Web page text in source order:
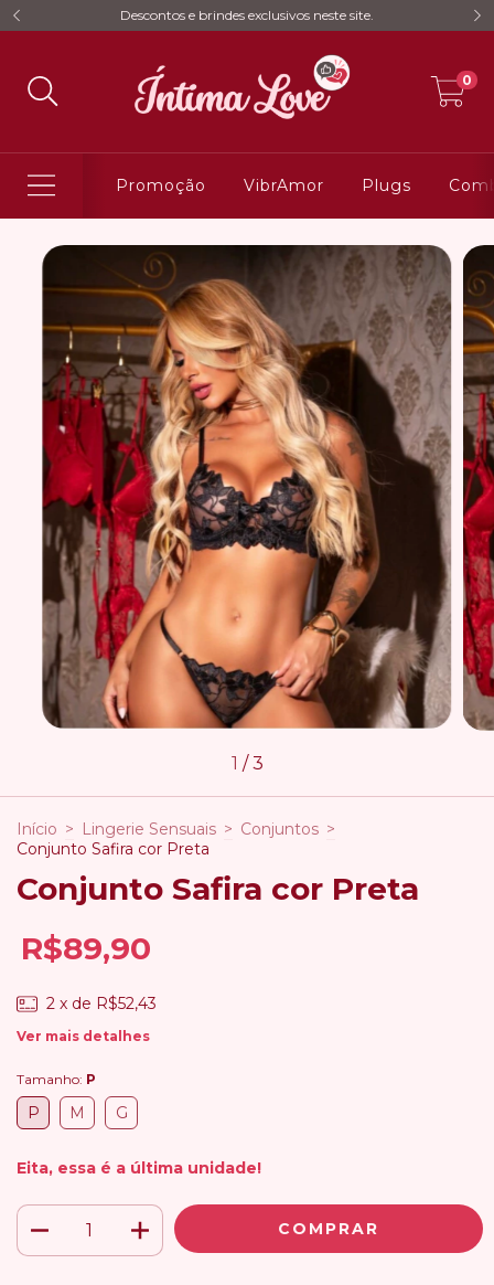
Descontos e brindes exclusivos neste site.
0
Promoção VibrAmor Plugs
1 /3
Início > Lingerie Sensuais > Conjuntos >
Conjunto Safira cor Preta
Conjunto Safira cor Preta
R$89,90
2 x de R$52,43
Ver mais detalhes
Tamanho: P
P M G
Eita, essa é a última unidade!